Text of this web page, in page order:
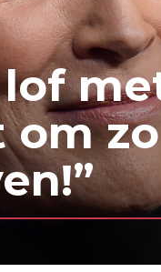
lof
om zo